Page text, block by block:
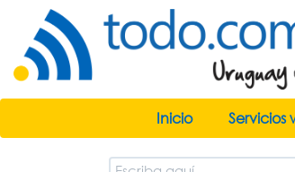
Inicio Servicios